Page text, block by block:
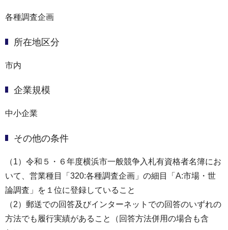
各種調査企画
所在地区分
市内
企業規模
中小企業
その他の条件
（1）令和５・６年度横浜市一般競争入札有資格者名簿にお
いて、営業種目「320:各種調査企画」の細目「A:市場・世
論調査」を１位に登録していること
（2）郵送での回答及びインターネットでの回答のいずれの
方法でも履行実績があること（回答方法併用の場合も含